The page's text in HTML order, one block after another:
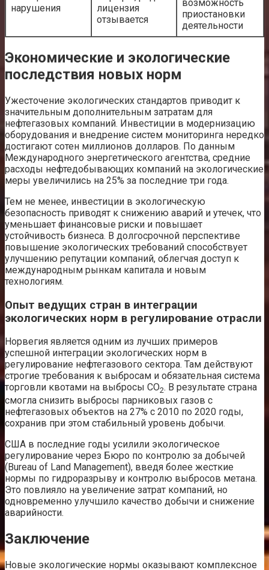
нарушения
лицензия
отзывается
возможность
приостановки
деятельности
Экономические и экологические
последствия новых норм
Ужесточение экологических стандартов приводит к
значительным дополнительным затратам для
нефтегазовых компаний. Инвестиции в модернизацию
оборудования и внедрение систем мониторинга нередко
достигают сотен миллионов долларов. По данным
Международного энергетического агентства, средние
расходы нефтедобывающих компаний на экологические
меры увеличились на 25% за последние три года.
Тем не менее, инвестиции в экологическую
безопасность приводят к снижению аварий и утечек, что
уменьшает финансовые риски и повышает
устойчивость бизнеса. В долгосрочной перспективе
повышение экологических требований способствует
улучшению репутации компаний, облегчая доступ к
международным рынкам капитала и новым
технологиям.
Опыт ведущих стран в интеграции
экологических норм в регулирование отрасли
Норвегия является одним из лучших примеров
успешной интеграции экологических норм в
регулирование нефтегазового сектора. Там действуют
строгие требования к выбросам и обязательная система
торговли квотами на выбросы CO2. В результате страна
смогла снизить выбросы парниковых газов с
нефтегазовых объектов на 27% с 2010 по 2020 годы,
сохранив при этом стабильный уровень добычи.
США в последние годы усилили экологическое
регулирование через Бюро по контролю за добычей
(Bureau of Land Management), введя более жесткие
нормы по гидроразрыву и контролю выбросов метана.
Это повлияло на увеличение затрат компаний, но
одновременно улучшило качество добычи и снижение
аварийности.
Заключение
Новые экологические нормы оказывают комплексное